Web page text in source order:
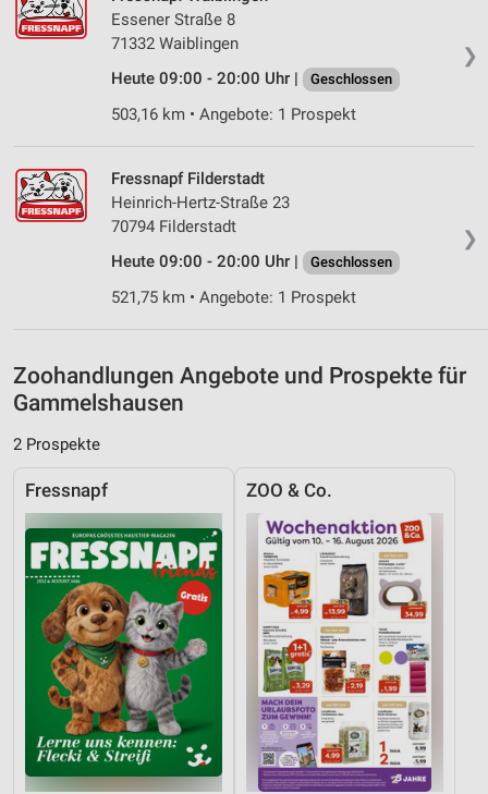
❯
Essener Straße 8
71332 Waiblingen
Heute 09:00 - 20:00 Uhr |
Geschlossen
503,16 km • Angebote: 1 Prospekt
❯
Fressnapf Filderstadt
Heinrich-Hertz-Straße 23
70794 Filderstadt
Heute 09:00 - 20:00 Uhr |
Geschlossen
521,75 km • Angebote: 1 Prospekt
Zoohandlungen Angebote und Prospekte für
Gammelshausen
2 Prospekte
Fressnapf ZOO & Co.
Verwendung reduzierter Daten zur Auswahl von
Inhalten
IAB-Besonderheiten:
Verwendung genauer Standortdaten
Informationen identifizieren
Nicht-IAB-Verarbeitungszwecke:
Werbung